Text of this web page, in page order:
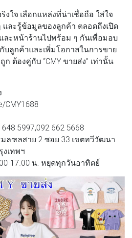
งใจ เลือกแหล่งที่น่าเชื่อถือ ใส่ใจ
และรู้ข้อมูลของลูกค้า ตลอดถึงเปิด
ละหน้าร้านไปพร้อม ๆ กันเพื่อมอบ
ลูกค้าและเพิ่มโอกาสในการขาย
ต้องคู่กับ “CMY ขายส่ง” เท่านั้น
CMY1688
5997,092 662 5668
ลฑลสาย 2 ซอย 33 เขตทวีวัฒนา
เทพฯ
17.00 น. หยุดทุกวันอาทิตย์